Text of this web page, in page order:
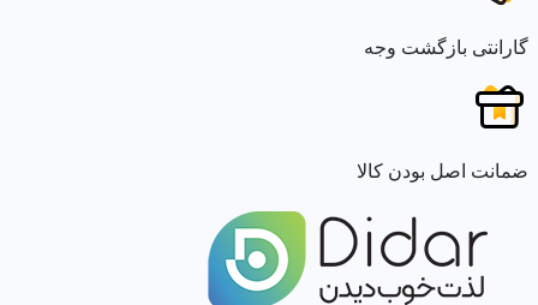
گارانتی بازگشت وجه
ضمانت اصل بودن کالا